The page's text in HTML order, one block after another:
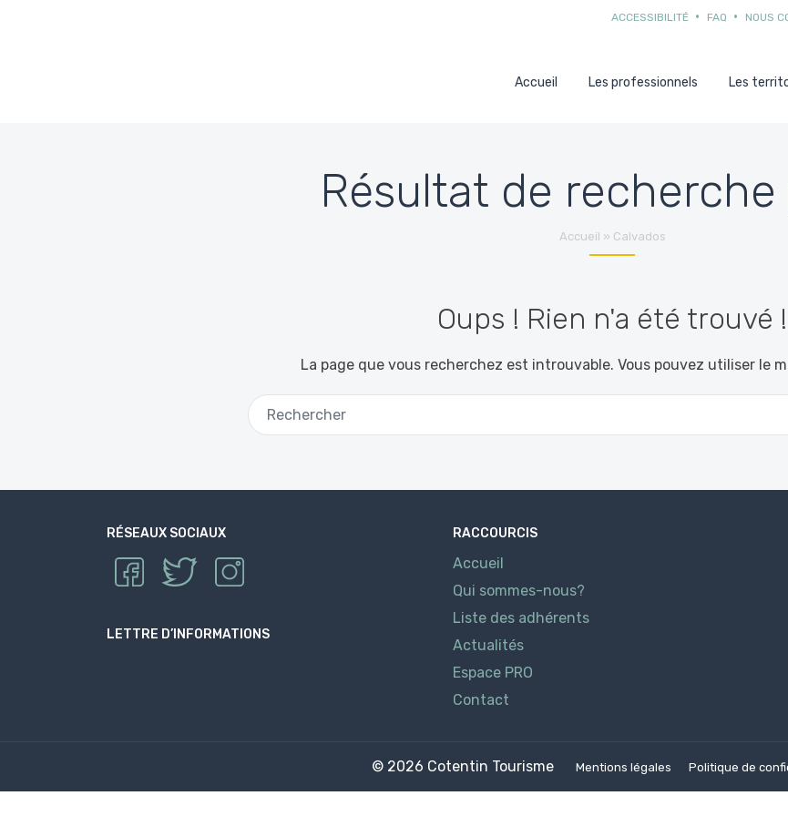
ACCESSIBILITÉ FAQ NOUS
Accueil Les professionnels Les
Résultat de recherche
Accueil » Calvados
Oups ! Rien n'a été trouvé !
La page que vous recherchez est introuvable. Vous pouvez utiliser le
RÉSEAUX SOCIAUX
LETTRE D’INFORMATIONS
RACCOURCIS
Accueil
Qui sommes-nous?
Liste des adhérents
Actualités
Espace PRO
Contact
© 2026 Cotentin Tourisme Mentions légales Politique de